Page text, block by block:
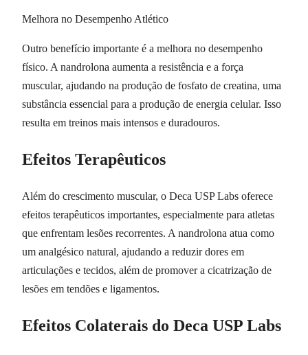
Melhora no Desempenho Atlético
Outro benefício importante é a melhora no desempenho
físico. A nandrolona aumenta a resistência e a força
muscular, ajudando na produção de fosfato de creatina, uma
substância essencial para a produção de energia celular. Isso
resulta em treinos mais intensos e duradouros.
Efeitos Terapêuticos
Além do crescimento muscular, o Deca USP Labs oferece
efeitos terapêuticos importantes, especialmente para atletas
que enfrentam lesões recorrentes. A nandrolona atua como
um analgésico natural, ajudando a reduzir dores em
articulações e tecidos, além de promover a cicatrização de
lesões em tendões e ligamentos.
Efeitos Colaterais do Deca USP Labs